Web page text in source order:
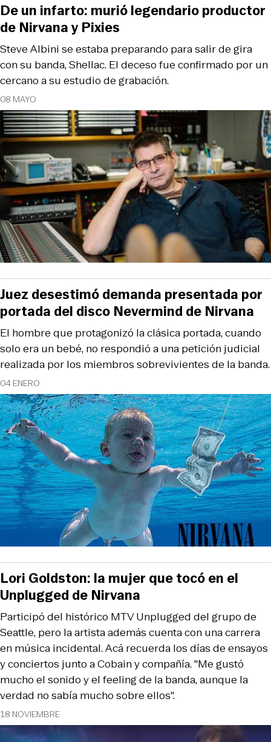
08 MAYO
Steve Albini se estaba preparando para salir de gira
con su banda, Shellac. El deceso fue confirmado por un
cercano a su estudio de grabación.
De un infarto: murió legendario productor
de Nirvana y Pixies
04 ENERO
El hombre que protagonizó la clásica portada, cuando
solo era un bebé, no respondió a una petición judicial
realizada por los miembros sobrevivientes de la banda.
Juez desestimó demanda presentada por
portada del disco Nevermind de Nirvana
18 NOVIEMBRE
Participó del histórico MTV Unplugged del grupo de
Seattle, pero la artista además cuenta con una carrera
en música incidental. Acá recuerda los días de ensayos
y conciertos junto a Cobain y compañía. "Me gustó
mucho el sonido y el feeling de la banda, aunque la
verdad no sabía mucho sobre ellos".
Lori Goldston: la mujer que tocó en el
Unplugged de Nirvana